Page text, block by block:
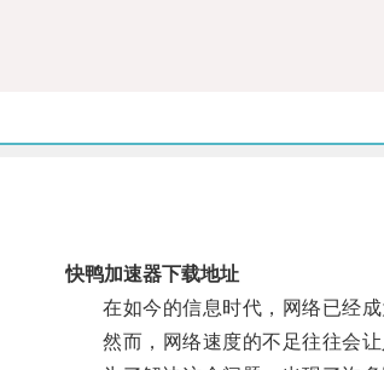
快鸭加速器下载地址
在如今的信息时代，网络已经成
然而，网络速度的不足往往会让